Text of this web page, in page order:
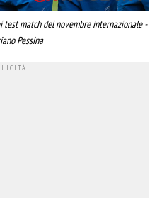
test match del novembre internazionale -
Pessina